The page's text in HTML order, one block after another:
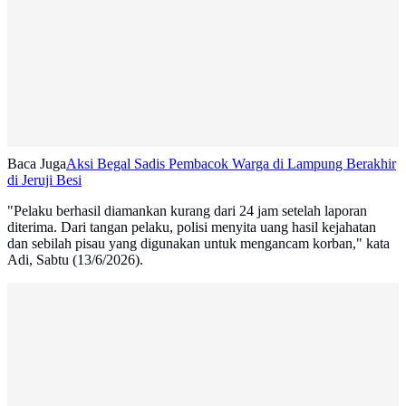
Baca JugaAksi Begal Sadis Pembacok Warga di Lampung Berakhir
di Jeruji Besi
"Pelaku berhasil diamankan kurang dari 24 jam setelah laporan
diterima. Dari tangan pelaku, polisi menyita uang hasil kejahatan
dan sebilah pisau yang digunakan untuk mengancam korban," kata
Adi, Sabtu (13/6/2026).